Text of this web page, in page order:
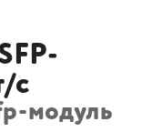
с
модуль